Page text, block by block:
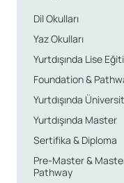
Dil Okulları
Yaz Okulları
Yurtdışında Lise
Foundation &
Yurtdışında
Yurtdışında Master
Sertifika & Diploma
Pre-Master &
Pathway